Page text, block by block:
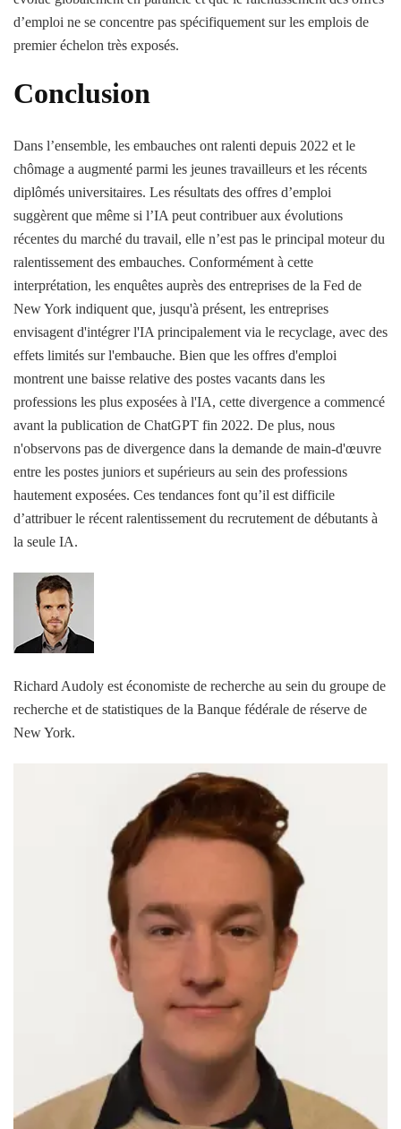
d’emploi ne se concentre pas spécifiquement sur les emplois de
premier échelon très exposés.
Conclusion
Dans l’ensemble, les embauches ont ralenti depuis 2022 et le
chômage a augmenté parmi les jeunes travailleurs et les récents
diplômés universitaires. Les résultats des offres d’emploi
suggèrent que même si l’IA peut contribuer aux évolutions
récentes du marché du travail, elle n’est pas le principal moteur du
ralentissement des embauches. Conformément à cette
interprétation, les enquêtes auprès des entreprises de la Fed de
New York indiquent que, jusqu'à présent, les entreprises
envisagent d'intégrer l'IA principalement via le recyclage, avec des
effets limités sur l'embauche. Bien que les offres d'emploi
montrent une baisse relative des postes vacants dans les
professions les plus exposées à l'IA, cette divergence a commencé
avant la publication de ChatGPT fin 2022. De plus, nous
n'observons pas de divergence dans la demande de main-d'œuvre
entre les postes juniors et supérieurs au sein des professions
hautement exposées. Ces tendances font qu’il est difficile
d’attribuer le récent ralentissement du recrutement de débutants à
la seule IA.
Richard Audoly est économiste de recherche au sein du groupe de
recherche et de statistiques de la Banque fédérale de réserve de
New York.